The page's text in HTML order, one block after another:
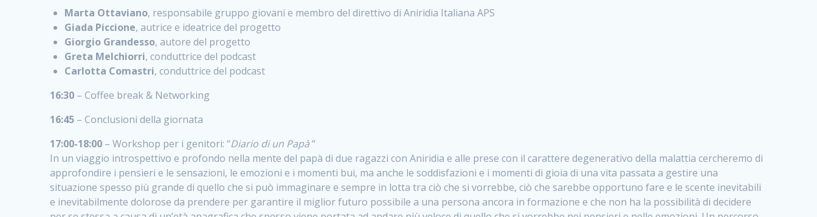
Marta Ottaviano, responsabile gruppo giovani e membro del direttivo di Aniridia Italiana APS
Giada Piccione, autrice e ideatrice del progetto
Giorgio Grandesso, autore del progetto
Greta Melchiorri, conduttrice del podcast
Carlotta Comastri, conduttrice del podcast
16:30 – Coffee break & Networking
16:45 – Conclusioni della giornata
17:00-18:00 – Workshop per i genitori: “Diario di un Papà“
In un viaggio introspettivo e profondo nella mente del papà di due ragazzi con Aniridia e alle prese con il carattere degenerativo della malattia cercheremo di
approfondire i pensieri e le sensazioni, le emozioni e i momenti bui, ma anche le soddisfazioni e i momenti di gioia di una vita passata a gestire una
situazione spesso più grande di quello che si può immaginare e sempre in lotta tra ciò che si vorrebbe, ciò che sarebbe opportuno fare e le scente inevitabili
e inevitabilmente dolorose da prendere per garantire il miglior futuro possibile a una persona ancora in formazione e che non ha la possibilità di decidere